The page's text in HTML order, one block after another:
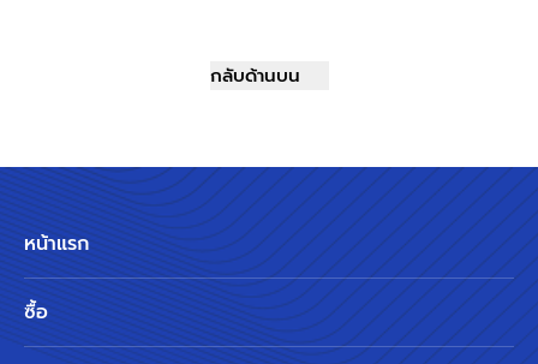
กลับด้านบน
หน้าแรก
ซื้อ